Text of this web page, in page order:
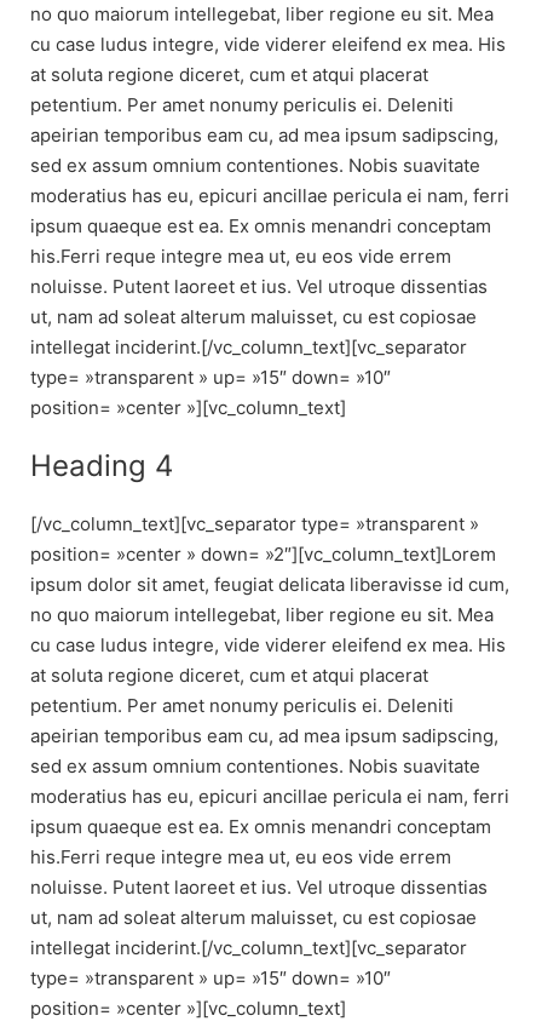
no quo maiorum intellegebat, liber regione eu sit. Mea
cu case ludus integre, vide viderer eleifend ex mea. His
at soluta regione diceret, cum et atqui placerat
petentium. Per amet nonumy periculis ei. Deleniti
apeirian temporibus eam cu, ad mea ipsum sadipscing,
sed ex assum omnium contentiones. Nobis suavitate
moderatius has eu, epicuri ancillae pericula ei nam, ferri
ipsum quaeque est ea. Ex omnis menandri conceptam
his.Ferri reque integre mea ut, eu eos vide errem
noluisse. Putent laoreet et ius. Vel utroque dissentias
ut, nam ad soleat alterum maluisset, cu est copiosae
intellegat inciderint.[/vc_column_text][vc_separator
type= »transparent » up= »15″ down= »10″
position= »center »][vc_column_text]
Heading 4
[/vc_column_text][vc_separator type= »transparent »
position= »center » down= »2″][vc_column_text]Lorem
ipsum dolor sit amet, feugiat delicata liberavisse id cum,
no quo maiorum intellegebat, liber regione eu sit. Mea
cu case ludus integre, vide viderer eleifend ex mea. His
at soluta regione diceret, cum et atqui placerat
petentium. Per amet nonumy periculis ei. Deleniti
apeirian temporibus eam cu, ad mea ipsum sadipscing,
sed ex assum omnium contentiones. Nobis suavitate
moderatius has eu, epicuri ancillae pericula ei nam, ferri
ipsum quaeque est ea. Ex omnis menandri conceptam
his.Ferri reque integre mea ut, eu eos vide errem
noluisse. Putent laoreet et ius. Vel utroque dissentias
ut, nam ad soleat alterum maluisset, cu est copiosae
intellegat inciderint.[/vc_column_text][vc_separator
type= »transparent » up= »15″ down= »10″
position= »center »][vc_column_text]